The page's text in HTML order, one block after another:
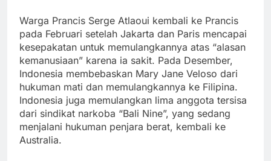
Warga Prancis Serge Atlaoui kembali ke Prancis
pada Februari setelah Jakarta dan Paris mencapai
kesepakatan untuk memulangkannya atas “alasan
kemanusiaan” karena ia sakit. Pada Desember,
Indonesia membebaskan Mary Jane Veloso dari
hukuman mati dan memulangkannya ke Filipina.
Indonesia juga memulangkan lima anggota tersisa
dari sindikat narkoba “Bali Nine”, yang sedang
menjalani hukuman penjara berat, kembali ke
Australia.